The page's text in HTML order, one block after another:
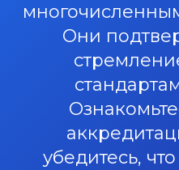
Они
убедитесь,